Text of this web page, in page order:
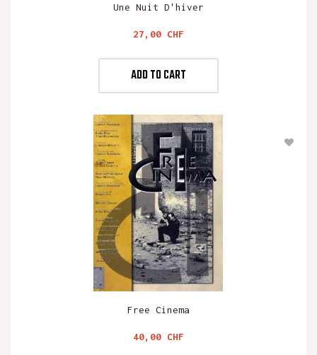
Une Nuit D'hiver
Preis
27,00 CHF
ADD TO CART
Free Cinema
Preis
40,00 CHF